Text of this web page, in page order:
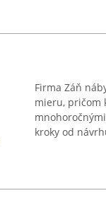
Firma Záň
mieru, pričom
kroky od